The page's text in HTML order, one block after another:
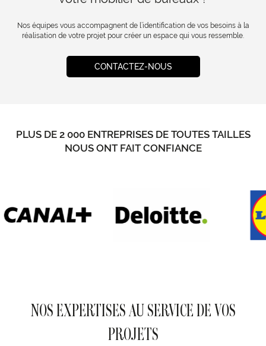
Nos équipes vous accompagnent de l’identification de vos besoins à la
réalisation de votre projet pour créer un espace qui vous ressemble.
CONTACTEZ-NOUS
PLUS DE 2 000 ENTREPRISES DE TOUTES TAILLES
NOUS ONT FAIT CONFIANCE
NOS EXPERTISES AU SERVICE DE VOS
PROJETS